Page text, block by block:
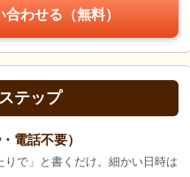
わせる（無料）
テップ
電話不要）
で」と書くだけ。細かい日時は